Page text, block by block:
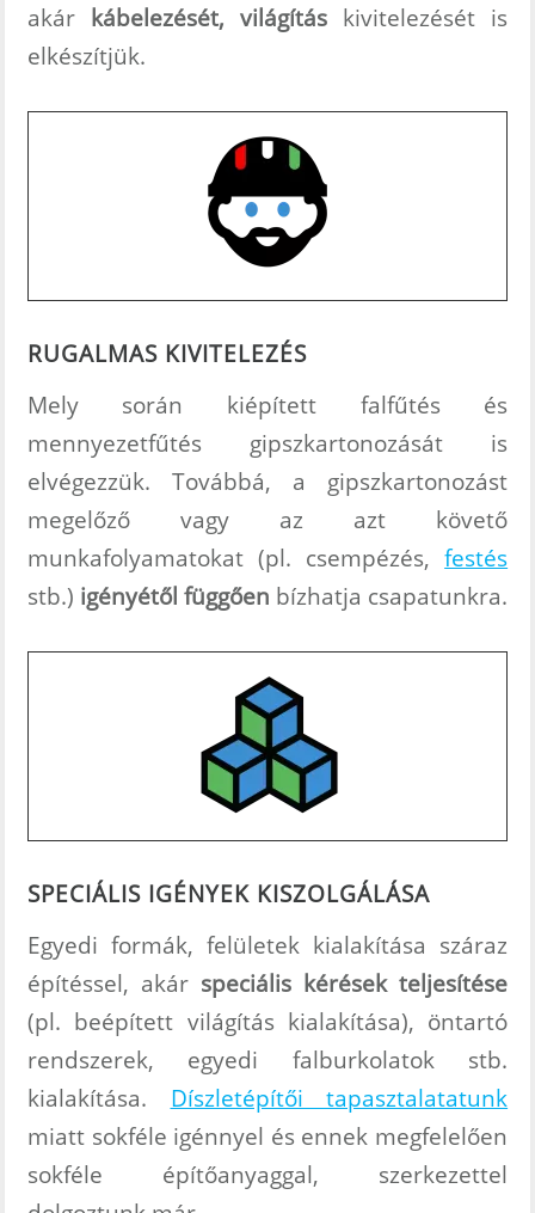
akár kábelezését, világítás kivitelezését is
elkészítjük.
RUGALMASKIVITELEZÉS
Mely során kiépített falfűtés és
mennyezetfűtés gipszkartonozását is
elvégezzük. Továbbá, a gipszkartonozást
megelőző vagy az azt követő
munkafolyamatokat (pl. csempézés,festés
stb.) igényétől függően bízhatja csapatunkra.
SPECIÁLIS IGÉNYEKKISZOLGÁLÁSA
Egyedi formák, felületek kialakítása száraz
építéssel, akár speciális kérések teljesítése
(pl. beépített világítás kialakítása), öntartó
rendszerek, egyedi falburkolatok stb.
kialakítása. Díszletépítői tapasztalatatunk
miatt sokféle igénnyel és ennek megfelelően
sokféle építőanyaggal, szerkezettel